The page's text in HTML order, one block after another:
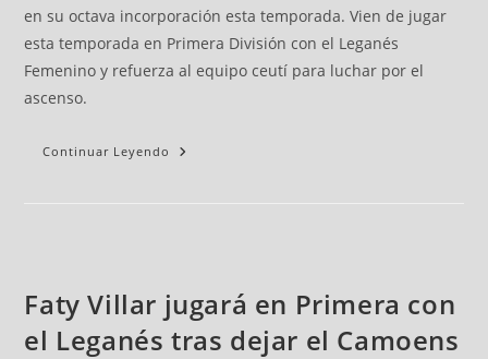
en su octava incorporación esta temporada. Vien de jugar
esta temporada en Primera División con el Leganés
Femenino y refuerza al equipo ceutí para luchar por el
ascenso.
Continuar Leyendo
Faty Villar jugará en Primera con
el Leganés tras dejar el Camoens